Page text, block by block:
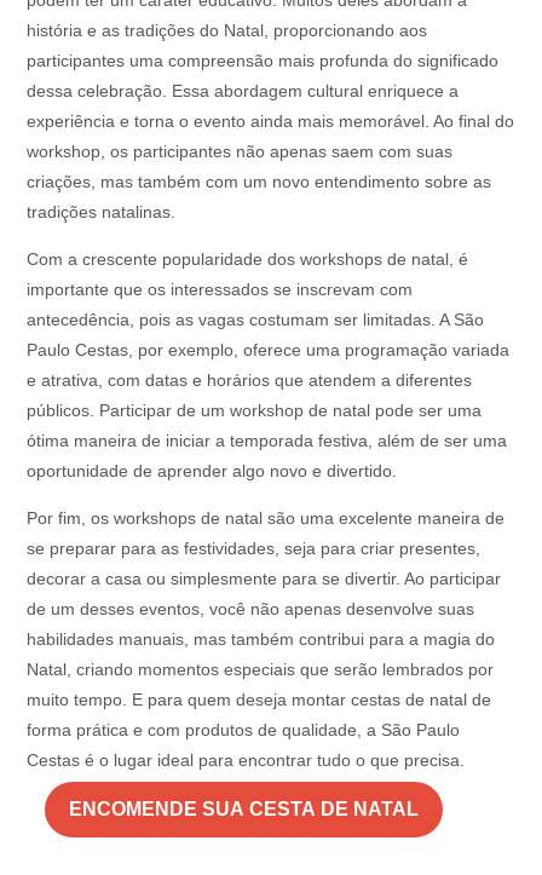
história e as tradições do Natal, proporcionando aos
participantes uma compreensão mais profunda do significado
dessa celebração. Essa abordagem cultural enriquece a
experiência e torna o evento ainda mais memorável. Ao final do
workshop, os participantes não apenas saem com suas
criações, mas também com um novo entendimento sobre as
tradições natalinas.
Com a crescente popularidade dos workshops de natal, é
importante que os interessados se inscrevam com
antecedência, pois as vagas costumam ser limitadas. A São
Paulo Cestas, por exemplo, oferece uma programação variada
e atrativa, com datas e horários que atendem a diferentes
públicos. Participar de um workshop de natal pode ser uma
ótima maneira de iniciar a temporada festiva, além de ser uma
oportunidade de aprender algo novo e divertido.
Por fim, os workshops de natal são uma excelente maneira de
se preparar para as festividades, seja para criar presentes,
decorar a casa ou simplesmente para se divertir. Ao participar
de um desses eventos, você não apenas desenvolve suas
habilidades manuais, mas também contribui para a magia do
Natal, criando momentos especiais que serão lembrados por
muito tempo. E para quem deseja montar cestas de natal de
forma prática e com produtos de qualidade, a São Paulo
Cestas é o lugar ideal para encontrar tudo o que precisa.
ENCOMENDE SUA CESTA DE NATAL